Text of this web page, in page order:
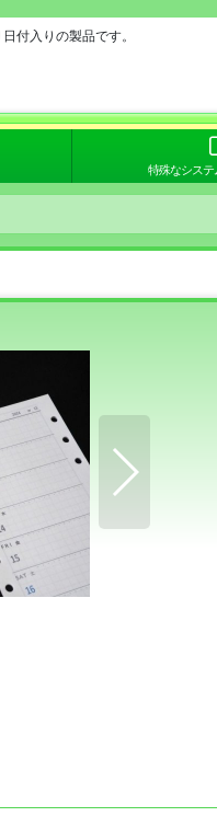
付入りの製品です。
特殊なシス